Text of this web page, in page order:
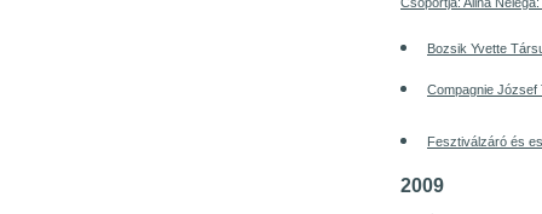
Csoportja: Alina
Bozsik Yvette
Compagnie József
Fesztiválzáró és
2009